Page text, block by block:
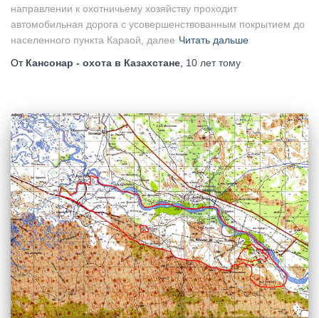
направлении к охотничьему хозяйству проходит
автомобильная дорога с усовершенствованным покрытием до
населенного пункта Караой, далее Читать дальше
От Кансонар - охота в Казахстане 10 леттому